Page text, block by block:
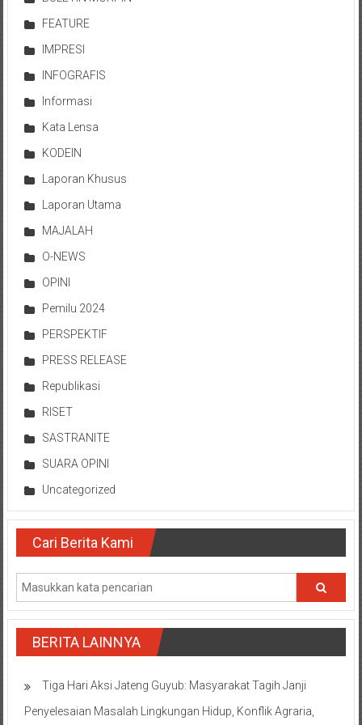
FEATURE
IMPRESI
INFOGRAFIS
Informasi
Kata Lensa
KODEIN
Laporan Khusus
Laporan Utama
MAJALAH
O-NEWS
OPINI
Pemilu 2024
PERSPEKTIF
PRESS RELEASE
Republikasi
RISET
SASTRANITE
SUARA OPINI
Uncategorized
Cari Berita Kami
BERITA LAINNYA
Tiga Hari Aksi Jateng Guyub: Masyarakat Tagih Janji
Penyelesaian Masalah Lingkungan Hidup, Konflik Agraria,